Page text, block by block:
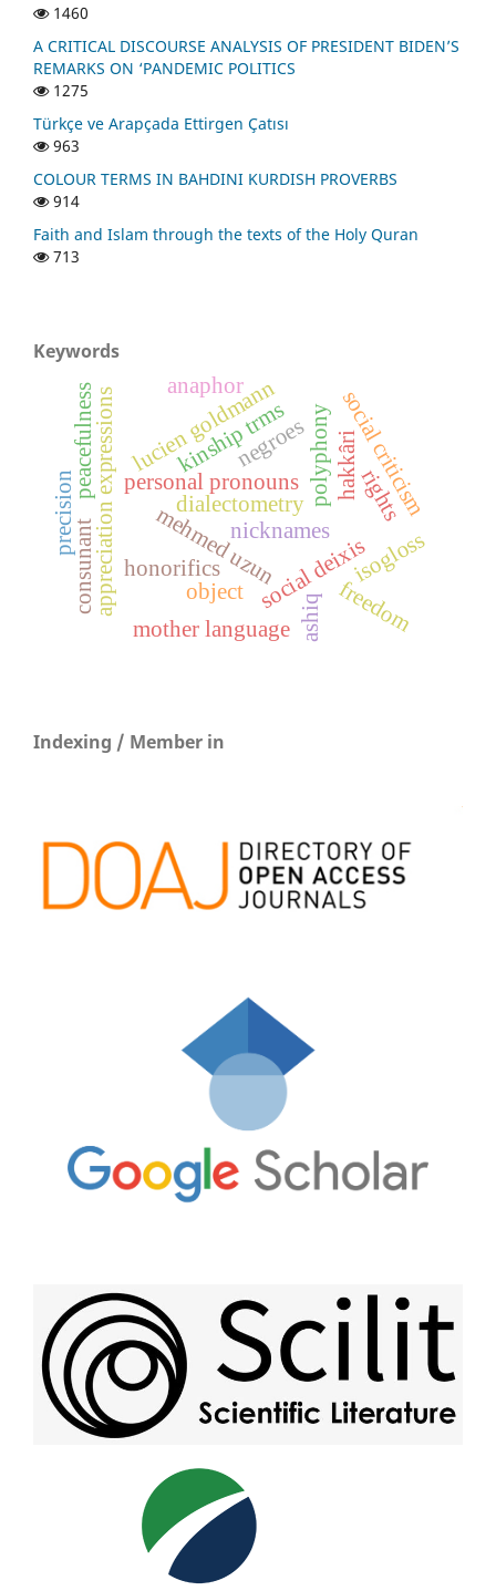
1460
A CRITICAL DISCOURSE ANALYSIS OF PRESIDENT BIDEN’S
REMARKS ON ‘PANDEMIC POLITICS
1275
Türkçe ve Arapçada Ettirgen Çatısı
963
COLOUR TERMS IN BAHDINI KURDISH PROVERBS
914
Faith and Islam through the texts of the Holy Quran
713
Keywords
hakkâri
dialectometry
mehmed uzun
polyphony
personal pronouns
kinship trms
nicknames
honorifics
appreciation expressions social deixis
ashiq
lucien goldmann social criticism
consunant
mother language
precision
isogloss
peacefulness negroes
freedom
rights
object
anaphor
Indexing / Member in